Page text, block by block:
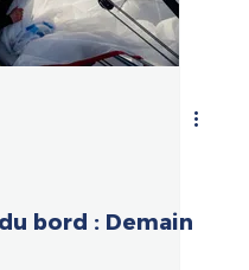
bord : Demain